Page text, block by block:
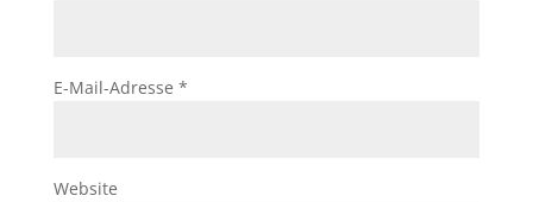
E-Mail-Adresse *
Website